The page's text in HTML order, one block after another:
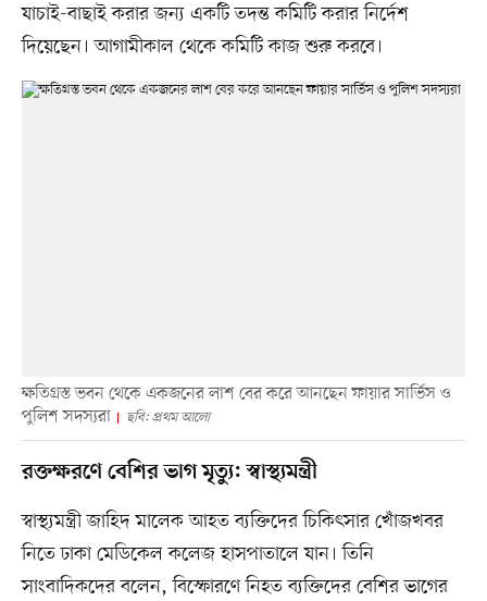
যাচাই-বাছাই করার জন্য একটি তদন্ত কমিটি করার নির্দেশ
দিয়েছেন। আগামীকাল থেকে কমিটি কাজ শুরু করবে।
ক্ষতিগ্রস্ত ভবন থেকে একজনের লাশ বের করে আনছেন ফায়ার সার্ভিস ও
পুলিশ সদস্যরা
ছবি: প্রথম আলো
রক্তক্ষরণে বেশির ভাগ মৃত্যু: স্বাস্থ্যমন্ত্রী
স্বাস্থ্যমন্ত্রী জাহিদ মালেক আহত ব্যক্তিদের চিকিৎসার খোঁজখবর
নিতে ঢাকা মেডিকেল কলেজ হাসপাতালে যান। তিনি
সাংবাদিকদের বলেন, বিস্ফোরণে নিহত ব্যক্তিদের বেশির ভাগের